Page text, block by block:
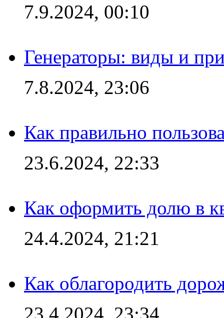
7.9.2024, 00:10
Генераторы: виды и
7.8.2024, 23:06
Как правильно
23.6.2024, 22:33
Как оформить долю в
24.4.2024, 21:21
Как облагородить
23.4.2024, 23:34